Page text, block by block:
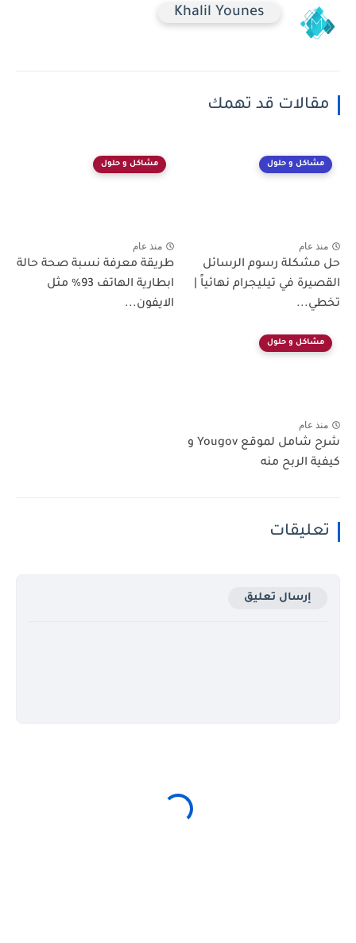
Khalil Younes
مقالات قد تهمك
مشاكل و حلول
منذ عام
حل مشكلة رسوم الرسائل
القصيرة في تيليجرام نهائياً |
تخطي...
مشاكل و حلول
منذ عام
طريقة معرفة نسبة صحة حالة
ابطارية الهاتف 93% مثل
الايفون...
مشاكل و حلول
منذ عام
شرح شامل لموقع Yougov و
كيفية الربح منه
تعليقات
إرسال تعليق